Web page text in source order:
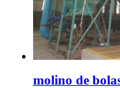
molino de